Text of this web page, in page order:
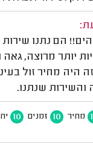
הם נתנו
יותר מרוצה,
היה מחיר זול
והשירות שנתנו.
מחיר 10 זמנים 10